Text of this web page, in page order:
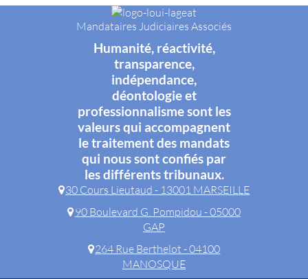
Mandataires Judiciaires Associés
Humanité, réactivité,
transparence,
indépendance,
déontologie et
professionnalisme sont les
valeurs qui accompagnent
le traitement des mandats
qui nous sont confiés par
les différents tribunaux.
30 Cours Lieutaud - 13001 MARSEILLE
90 Boulevard G. Pompidou - 05000
GAP
264 Rue Berthelot - 04100
MANOSQUE